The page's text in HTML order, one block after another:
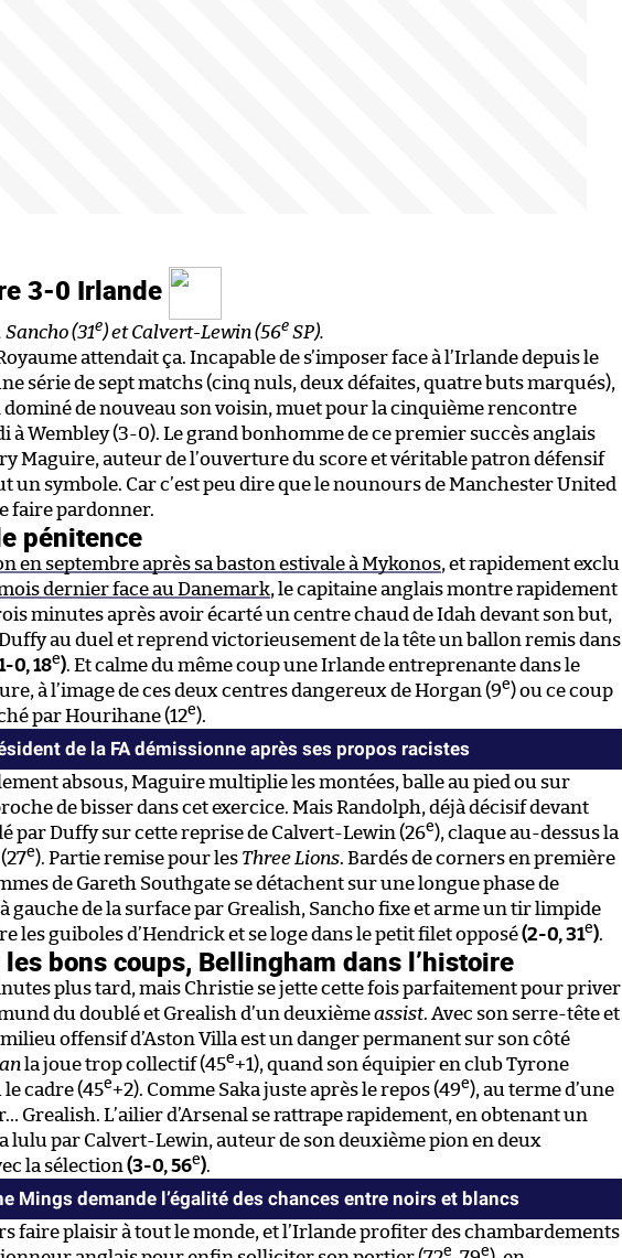
3-0 Irlande
Sancho (31e) et Calvert-Lewin (56e SP).
attendait ça. Incapable de s’imposer face à l’Irlande depuis le
série de sept matchs (cinq nuls, deux défaites, quatre buts marqués),
dominé de nouveau son voisin, muet pour la cinquième rencontre
à Wembley (3-0). Le grand bonhomme de ce premier succès anglais
Maguire, auteur de l’ouverture du score et véritable patron défensif
un symbole. Car c’est peu dire que le nounours de Manchester United
faire pardonner.
pénitence
en septembre après sa baston estivale à Mykonos, et rapidement exclu
dernier face au Danemark, le capitaine anglais montre rapidement
minutes après avoir écarté un centre chaud de Idah devant son but,
au duel et reprend victorieusement de la tête un ballon remis dans
0, 18e). Et calme du même coup une Irlande entreprenante dans le
à l’image de ces deux centres dangereux de Horgan (9e) ou ce coup
par Hourihane (12e).
de la FA démissionne après ses propos racistes
absous, Maguire multiplie les montées, balle au pied ou sur
de bisser dans cet exercice. Mais Randolph, déjà décisif devant
par Duffy sur cette reprise de Calvert-Lewin (26e), claque au-dessus la
e). Partie remise pour les Three Lions. Bardés de corners en première
de Gareth Southgate se détachent sur une longue phase de
gauche de la surface par Grealish, Sancho fixe et arme un tir limpide
les guiboles d’Hendrick et se loge dans le petit filet opposé(2-0, 31e).
bons coups, Bellingham dans l’histoire
plus tard, mais Christie se jette cette fois parfaitement pour priver
du doublé et Grealish d’un deuxièmeassist. Avec son serre-tête et
offensif d’Aston Villa est un danger permanent sur son côté
la joue trop collectif (45e+1), quand son équipier en club Tyrone
cadre (45e+2). Comme Saka juste après le repos (49e), au terme d’une
Grealish. L’ailier d’Arsenal se rattrape rapidement, en obtenant un
lulu par Calvert-Lewin, auteur de son deuxième pion en deux
la sélection (3-0, 56e).
Mings demande l’égalité des chances entre noirs et blancs
faire plaisir à tout le monde, et l’Irlande profiter des chambardements
e e